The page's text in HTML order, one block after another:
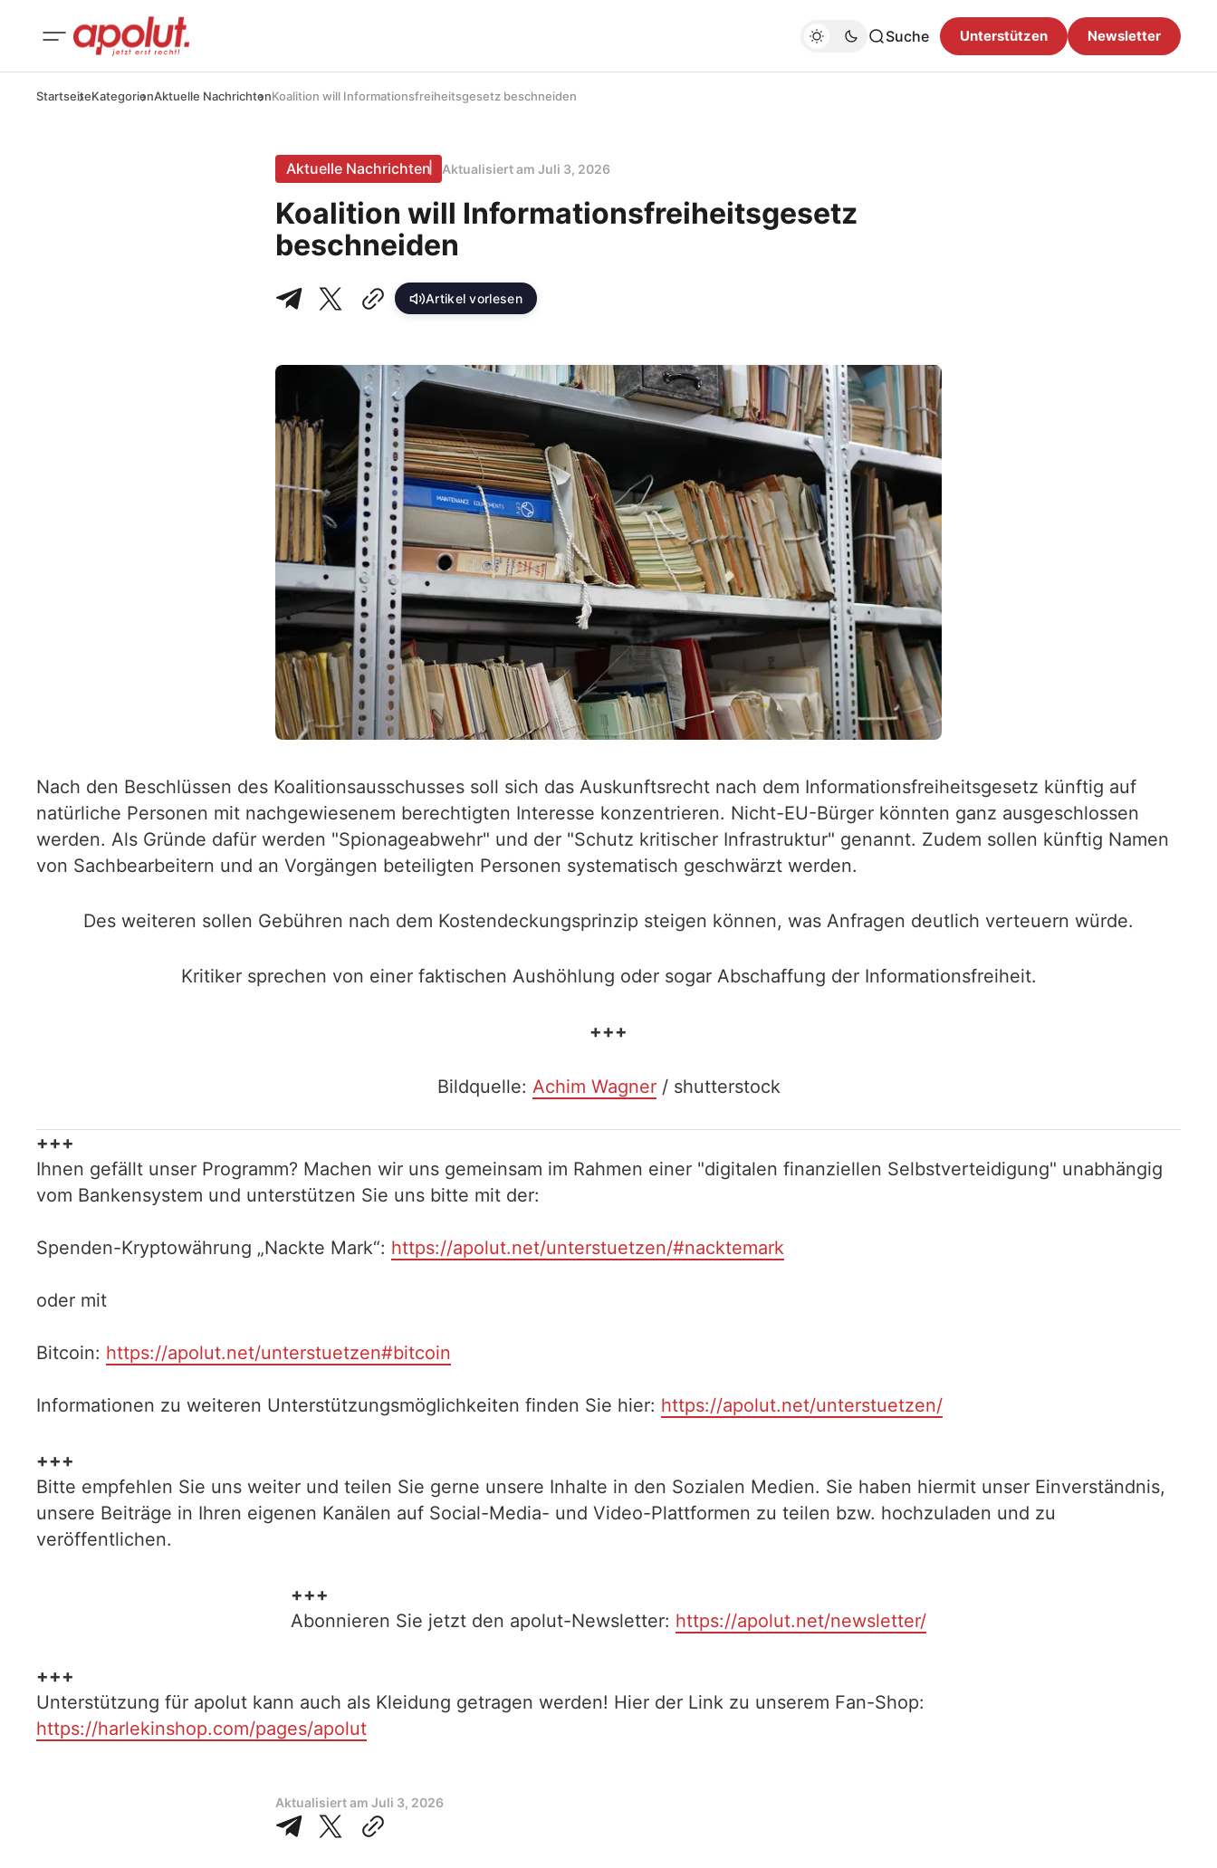
Suche Unterstützen Newsletter
StartseiteKategorienAktuelle NachrichtenKoalition will Informationsfreiheitsgesetz beschneiden
Aktuelle Nachrichten Aktualisiert am Juli 3, 2026
Koalition will Informationsfreiheitsgesetz
beschneiden
Artikel vorlesen
Nach den Beschlüssen des Koalitionsausschusses soll sich das Auskunftsrecht nach dem Informationsfreiheitsgesetz künftig auf
natürliche Personen mit nachgewiesenem berechtigten Interesse konzentrieren. Nicht-EU-Bürger könnten ganz ausgeschlossen
werden. Als Gründe dafür werden "Spionageabwehr" und der "Schutz kritischer Infrastruktur" genannt. Zudem sollen künftig Namen
von Sachbearbeitern und an Vorgängen beteiligten Personen systematisch geschwärzt werden.
Des weiteren sollen Gebühren nach dem Kostendeckungsprinzip steigen können, was Anfragen deutlich verteuern würde.
Kritiker sprechen von einer faktischen Aushöhlung oder sogar Abschaffung der Informationsfreiheit.
+++
Bildquelle: Achim Wagner/ shutterstock
+++
Ihnen gefällt unser Programm? Machen wir uns gemeinsam im Rahmen einer "digitalen finanziellen Selbstverteidigung" unabhängig
vom Bankensystem und unterstützen Sie uns bitte mit der:
Spenden-Kryptowährung „Nackte Mark“: https://apolut.net/unterstuetzen/#nacktemark
oder mit
Bitcoin: https://apolut.net/unterstuetzen#bitcoin
Informationen zu weiteren Unterstützungsmöglichkeiten finden Sie hier: https://apolut.net/unterstuetzen/
+++
Bitte empfehlen Sie uns weiter und teilen Sie gerne unsere Inhalte in den Sozialen Medien. Sie haben hiermit unser Einverständnis,
unsere Beiträge in Ihren eigenen Kanälen auf Social-Media- und Video-Plattformen zu teilen bzw. hochzuladen und zu
veröffentlichen.
+++
Abonnieren Sie jetzt den apolut-Newsletter: https://apolut.net/newsletter/
+++
Unterstützung für apolut kann auch als Kleidung getragen werden! Hier der Link zu unserem Fan-Shop:
https://harlekinshop.com/pages/apolut
Aktualisiert am Juli 3, 2026